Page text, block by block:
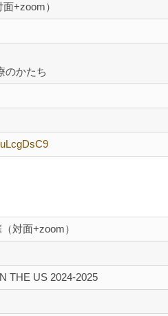
+zoom）
のかたち
対面+zoom）
THE US 2024-2025